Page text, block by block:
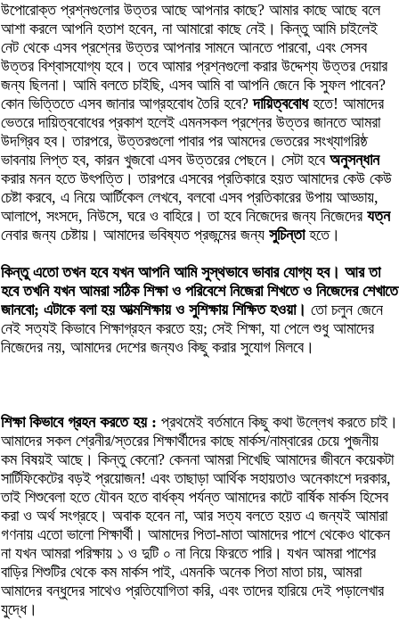
উপোরোক্ত প্রশ্নগুলোর উত্তর আছে আপনার কাছে? আমার কাছে আছে বলে
আশা করলে আপনি হতাশ হবেন, না আমারো কাছে নেই। কিন্তু আমি চাইলেই
নেট থেকে এসব প্রশ্নের উত্তর আপনার সামনে আনতে পারবো, এবং সেসব
উত্তর বিশ্বাসযোগ্য হবে। তবে আমার প্রশ্নগুলো করার উদ্দেশ্য উত্তর দেয়ার
জন্য ছিলনা। আমি বলতে চাইছি, এসব আমি বা আপনি জেনে কি সুফল পাবেন?
কোন ভিত্তিতে এসব জানার আগ্রহবোধ তৈরি হবে?দায়িত্ববোধহতে! আমাদের
ভেতরে দায়িত্ববোধের প্রকাশ হলেই এমনসকল প্রশ্নের উত্তর জানতে আমরা
উদগ্রিব হব। তারপরে, উত্তরগুলো পাবার পর আমদের ভেতরের সংখ্যাগরিষ্ঠ
ভাবনায় লিপ্ত হব, কারন খুজবো এসব উত্তরের পেছনে। সেটা হবে অনুসন্ধান
করার মনন হতে উৎপত্তি। তারপরে এসবের প্রতিকারে হয়ত আমাদের কেউ কেউ
চেষ্টা করবে, এ নিয়ে আর্টিকেল লেখবে, বলবো এসব প্রতিকারের উপায় আড্ডায়,
আলাপে, সংসদে, নিউসে, ঘরে ও বাহিরে। তা হবে নিজেদের জন্য নিজেদের যত্ন
নেবার জন্য চেষ্টায়। আমাদের ভবিষ্যত প্রজন্মের জন্য সুচিন্তাহতে।
কিন্তু এতো তখন হবে যখন আপনি আমি সুস্থভাবে ভাবার যোগ্য হব। আর তা
হবে তখনি যখন আমরা সঠিক শিক্ষা ও পরিবেশে নিজেরা শিখতে ও নিজেদের শেখাতে
জানবো; এটাকে বলা হয় আত্মশিক্ষায় ও সুশিক্ষায় শিক্ষিত হওয়া। তো চলুন জেনে
নেই সত্যই কিভাবে শিক্ষাগ্রহন করতে হয়; সেই শিক্ষা, যা পেলে শুধু আমাদের
নিজেদের নয়, আমাদের দেশের জন্যও কিছু করার সুযোগ মিলবে।
শিক্ষা কিভাবে গ্রহন করতে হয় : প্রথমেই বর্তমানে কিছু কথা উল্লেখ করতে চাই।
আমাদের সকল শ্রেনীর/স্তরের শিক্ষার্থীদের কাছে মার্কস/নাম্বারের চেয়ে পুজনীয়
কম বিষয়ই আছে। কিন্তু কেনো? কেননা আমরা শিখেছি আমাদের জীবনে কয়েকটা
সার্টিফিকেটের বড়ই প্রয়োজন! এবং তাছাড়া আর্থিক সহায়তাও অনেকাংশে দরকার,
তাই শিশুবেলা হতে যৌবন হতে বার্ধক্য পর্যন্ত আমাদের কাটে বার্ষিক মার্কস হিসেব
করা ও অর্থ সংগ্রহে। অবাক হবেন না, আর সত্য বলতে হয়ত এ জন্যই আমারা
গণনায় এতো ভালো শিক্ষার্থী। আমাদের পিতা-মাতা আমাদের পাশে থেকেও থাকেন
না যখন আমরা পরিক্ষায় ১ ও দুটি ০ না নিয়ে ফিরতে পারি। যখন আমরা পাশের
বাড়ির শিশুটির থেকে কম মার্কস পাই, এমনকি অনেক পিতা মাতা চায়, আমরা
আমাদের বন্ধুদের সাথেও প্রতিযোগিতা করি, এবং তাদের হারিয়ে দেই পড়ালেখার
যুদ্ধে।